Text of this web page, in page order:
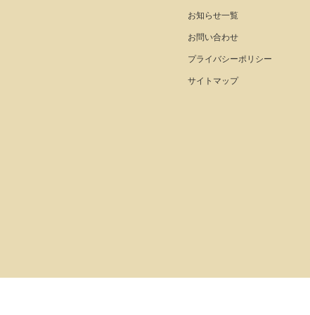
お知らせ一覧
お問い合わせ
プライバシーポリシー
サイトマップ